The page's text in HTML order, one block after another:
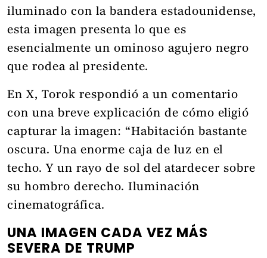
iluminado con la bandera estadounidense,
esta imagen presenta lo que es
esencialmente un ominoso agujero negro
que rodea al presidente.
En X, Torok respondió a un comentario
con una breve explicación de cómo eligió
capturar la imagen: “Habitación bastante
oscura. Una enorme caja de luz en el
techo. Y un rayo de sol del atardecer sobre
su hombro derecho. Iluminación
cinematográfica.
UNA IMAGEN CADA VEZ MÁS
SEVERA DE TRUMP